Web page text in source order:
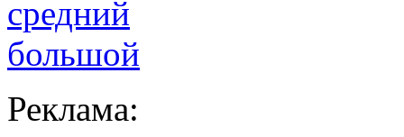
средний
большой
Реклама: